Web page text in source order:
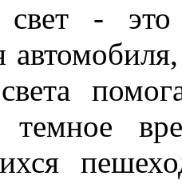
свет -